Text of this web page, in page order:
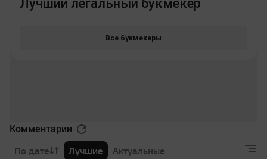
Комментарии
По дате Лучшие Актуальные